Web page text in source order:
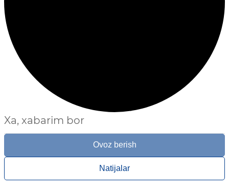
Xa, xabarim bor
Ovoz berish
Natijalar